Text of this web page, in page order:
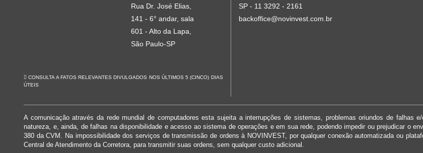
Rua Dr. José Elias,
141 - 6° andar, sala
601 - Alto da Lapa,
São Paulo-SP
CONSULTA A FATOS RELEVANTES DIVULGADOS NOS ÚLTIMOS 5 (CINCO) DIAS
ÚTEIS
SP - 11 3292 - 2161
backoffice@novinvest.com.br
A comunicação através da rede mundial de computadores esta sujeita a interrupções de sistemas, problemas oriundos de falhas
natureza, e, ainda, de falhas na disponibilidade e acesso ao sistema de operações e em sua rede, podendo impedir ou prejudicar o
380 da CVM. Na impossibilidade dos serviços de transmissão de ordens à NOVINVEST, por qualquer conexão automatizada ou
Central de Atendimento da Corretora, para transmitir suas ordens, sem qualquer custo adicional.